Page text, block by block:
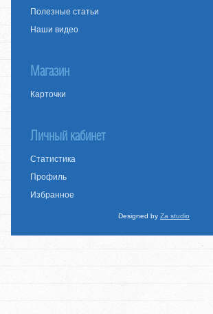
Полезные статьи
Наши видео
Магазин
Карточки
Личный кабинет
Статистика
Профиль
Избранное
Designed by Za studio